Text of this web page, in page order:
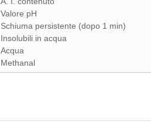
Valore pH
Schiuma persistente (dopo 1 min)
Insolubili in acqua
Acqua
Methanal